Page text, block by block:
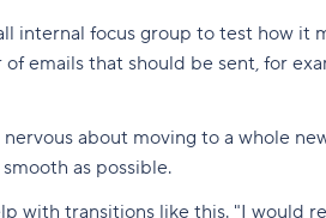
internal focus group to test how
emails that should be sent, for
about moving to a whole
as possible.
with transitions like this. "I would